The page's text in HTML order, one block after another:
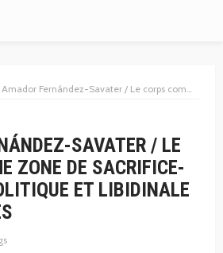
Amador Fernández-Savater / Le corps comme zone de sacrifice-économie politique et libidinale des troubles
SAVATER / LE
ZONE DE SACRIFICE-
ET LIBIDINALE